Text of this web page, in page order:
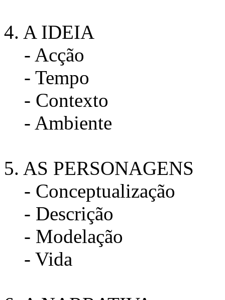
4. A IDEIA
- Acção
- Tempo
- Contexto
- Ambiente
5. AS PERSONAGENS
- Conceptualização
- Descrição
- Modelação
- Vida